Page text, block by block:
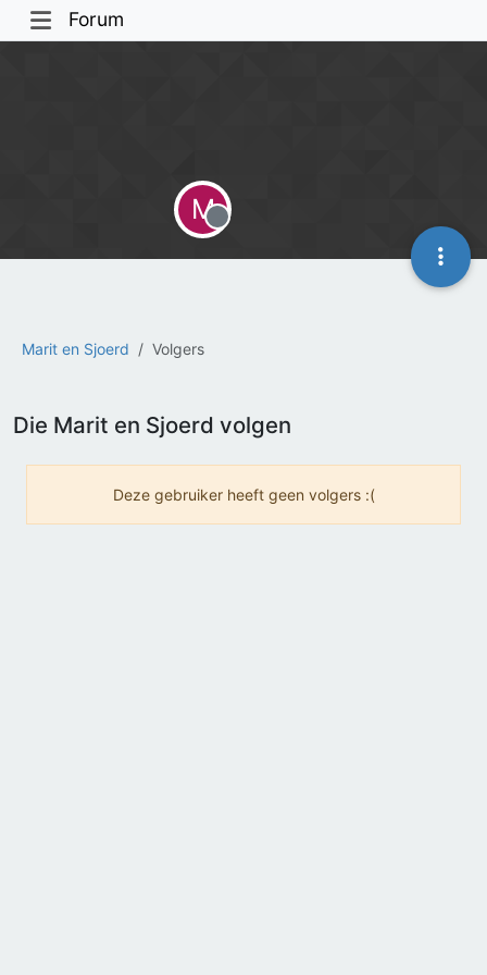
Forum
Marit en Sjoerd Volgers
M
Offline
Die Marit en Sjoerd volgen
Deze gebruiker heeft geen volgers :(